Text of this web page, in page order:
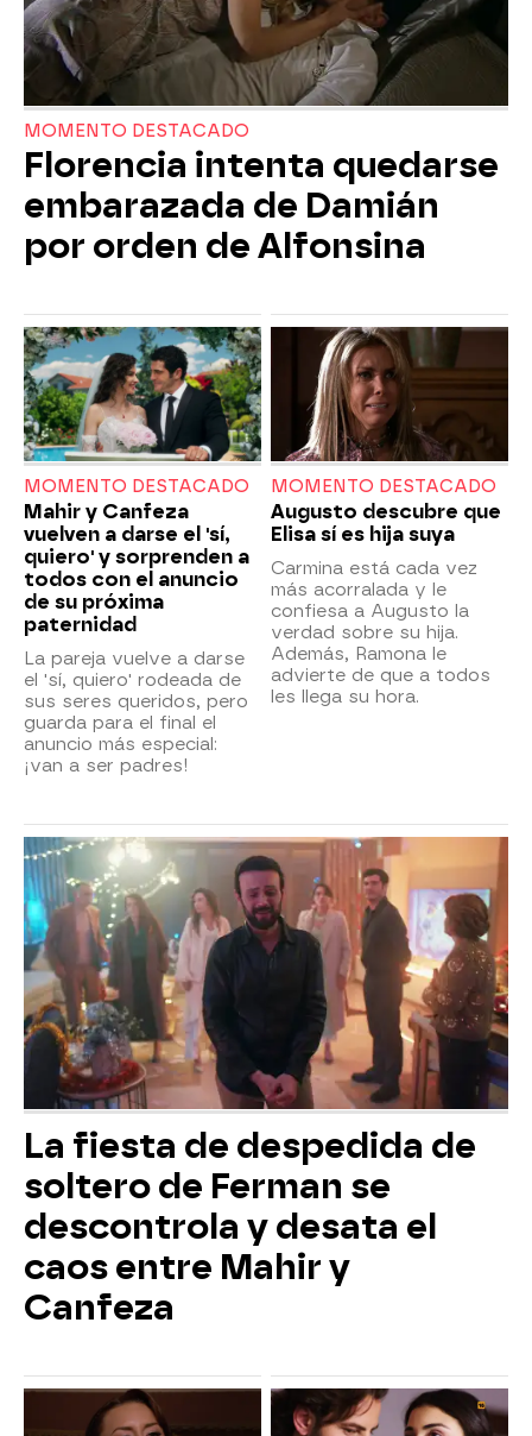
MOMENTO DESTACADO
Florencia intenta quedarse
embarazada de Damián
por orden de Alfonsina
MOMENTO DESTACADO
Mahir y Canfeza
vuelven a darse el 'sí,
quiero' y sorprenden a
todos con el anuncio
de su próxima
paternidad
La pareja vuelve a darse
el 'sí, quiero' rodeada de
sus seres queridos, pero
guarda para el final el
anuncio más especial:
¡van a ser padres!
MOMENTO DESTACADO
Augusto descubre que
Elisa sí es hija suya
Carmina está cada vez
más acorralada y le
confiesa a Augusto la
verdad sobre su hija.
Además, Ramona le
advierte de que a todos
les llega su hora.
La fiesta de despedida de
soltero de Ferman se
descontrola y desata el
caos entre Mahir y
Canfeza